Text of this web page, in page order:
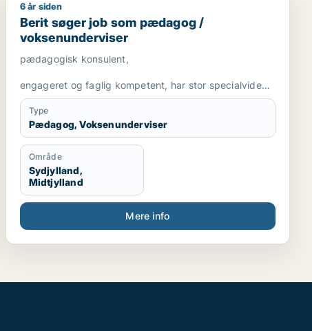
Berit søger job som pædagog / voksenunderviser
6 år siden
Berit søger job som pædagog /
voksenunderviser
pædagogisk konsulent,
engageret og faglig kompetent, har stor specialviden
og er fleksibel
Type
Pædagog, Voksenunderviser
Område
Sydjylland,
Midtjylland
Mere info